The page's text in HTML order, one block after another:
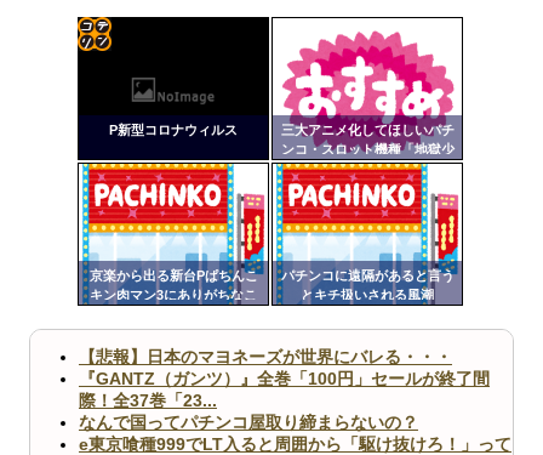
【閲覧注意】俺が近くにいると機械が壊れるんだけどさ
【画像】ペプシコーラ社、「こういうのでいいんだよ」
Powered by livedoor 相互RSS
P新型コロナウィルス
三大アニメ化してほしいパチ
ンコ・スロット機種「地獄少
女」「リゼロ」
京楽から出る新台Pぱちんこ
キン肉マン3にありがちなこ
パチンコに遠隔があると言う
とキチ扱いされる風潮
定リ
ンク
自動
更新
ツー
【悲報】日本のマヨネーズが世界にバレる・・・
『GANTZ（ガンツ）』全巻「100円」セールが終了間
際！全37巻「23...
なんで国ってパチンコ屋取り締まらないの？
e東京喰種999でLT入ると周囲から「駆け抜けろ！」って